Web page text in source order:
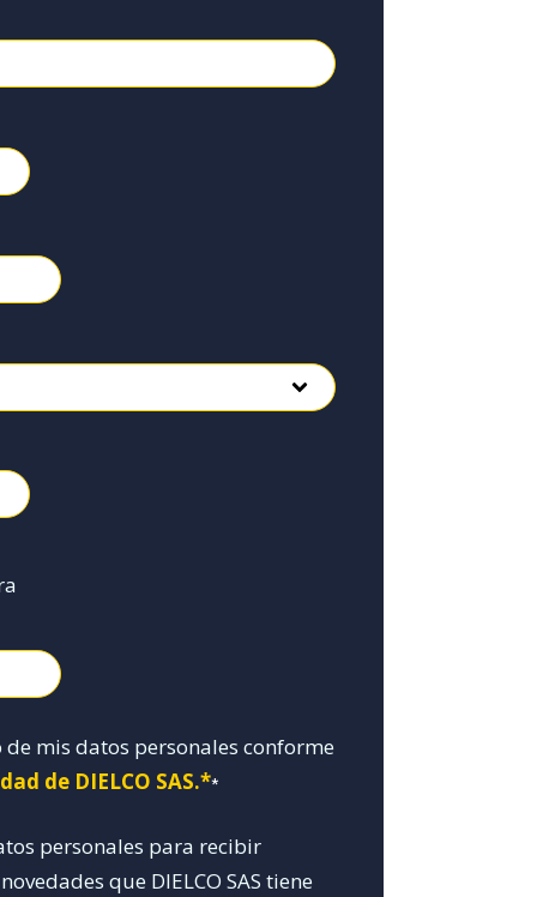
mis datos personales conforme
de DIELCO SAS.**
personales para recibir
que DIELCO SAS tiene